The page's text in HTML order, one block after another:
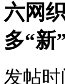
六网
多“新
发帖时